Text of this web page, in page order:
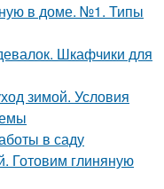
в доме. №1. Типы
Шкафчики для
зимой. Условия
в саду
Готовим глиняную